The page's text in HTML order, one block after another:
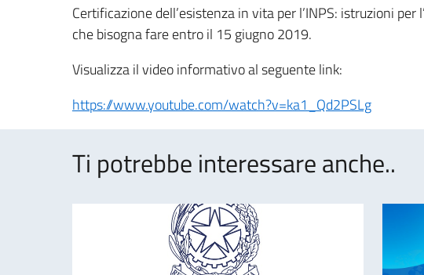
Certificazione dell’esistenza in vita per l’INPS: istruzioni
che bisogna fare entro il 15 giugno 2019.
Visualizza il video informativo al seguente link:
https://www.youtube.com/watch?v=ka1_Qd2PSLg
Ti potrebbe interessare anche..